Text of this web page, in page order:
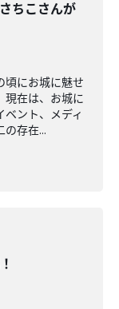
ちこさんが
頃にお城に魅せ
現在は、お城に
ント、メディ
存在...